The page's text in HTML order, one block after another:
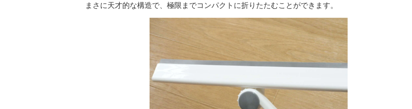
まさに天才的な構造で、極限までコンパクトに折りたたむことができます。